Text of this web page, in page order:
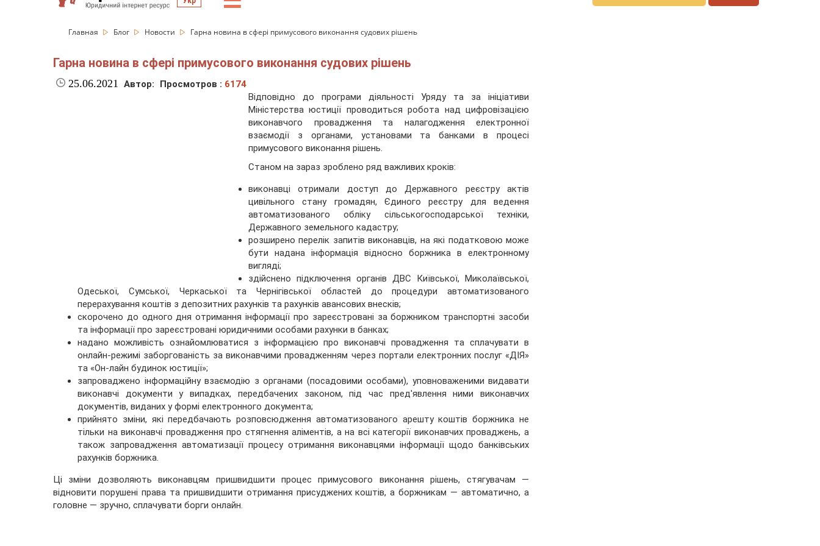
Главная Блог Новости Гарна новина в сфері примусового виконання судових рішень
Гарна новина в сфері примусового виконання судових рішень
25.06.2021 Автор: Просмотров : 6174
Відповідно до програми діяльності Уряду та за ініціативи
Міністерства юстиції проводиться робота над цифровізацією
виконавчого провадження та налагодження електронної
взаємодії з органами, установами та банками в процесі
примусового виконання рішень.
Станом на зараз зроблено ряд важливих кроків:
виконавці отримали доступ до Державного реєстру актів
цивільного стану громадян, Єдиного реєстру для ведення
автоматизованого обліку сільськогосподарської техніки,
Державного земельного кадастру;
розширено перелік запитів виконавців, на які податковою може
бути надана інформація відносно боржника в електронному
вигляді;
здійснено підключення органів ДВС Київської, Миколаївської,
Одеської, Сумської, Черкаської та Чернігівської областей до процедури автоматизованого
перерахування коштів з депозитних рахунків та рахунків авансових внесків;
скорочено до одного дня отримання інформації про зареєстровані за боржником транспортні засоби
та інформації про зареєстровані юридичними особами рахунки в банках;
надано можливість ознайомлюватися з інформацією про виконавчі провадження та сплачувати в
онлайн-режимі заборгованість за виконавчими провадженням через портали електронних послуг «ДІЯ»
та «Он-лайн будинок юстиції»;
запроваджено інформаційну взаємодію з органами (посадовими особами), уповноваженими видавати
виконавчі документи у випадках, передбачених законом, під час пред'явлення ними виконавчих
документів, виданих у формі електронного документа;
прийнято зміни, які передбачають розповсюдження автоматизованого арешту коштів боржника не
тільки на виконавчі провадження про стягнення аліментів, а на всі категорії виконавчих проваджень, а
також запровадження автоматизації процесу отримання виконавцями інформації щодо банківських
рахунків боржника.
Ці зміни дозволяють виконавцям пришвидшити процес примусового виконання рішень, стягувачам —
відновити порушені права та пришвидшити отримання присуджених коштів, а боржникам — автоматично, а
головне — зручно, сплачувати борги онлайн.